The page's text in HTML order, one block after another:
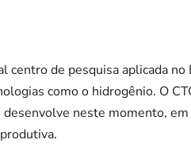
centro de pesquisa aplicada
como o hidrogênio. O
desenvolve neste momento,